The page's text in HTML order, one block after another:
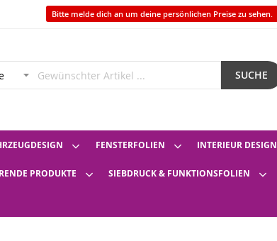
Bitte melde dich an um deine persönlichen Preise zu sehen.
SUCHE
FENSTERFOLIEN INTERIEUR DESIGN
PRODUKTE SIEBDRUCK & FUNKTIONSFOLIEN